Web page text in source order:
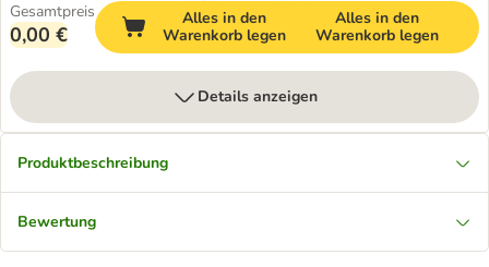
Gesamtpreis
0,00 €
Alles in den
Warenkorb legen
Alles in den
Warenkorb legen
Details anzeigen
Produktbeschreibung
Bewertung